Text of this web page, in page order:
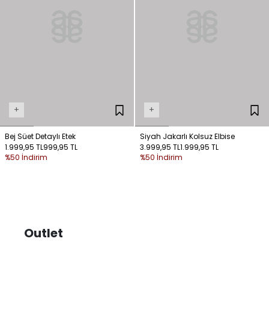
+
Bej Süet Detaylı Etek
1.999,95 TL999,95 TL
%50 İndirim
+
Siyah Jakarlı Kolsuz Elbise
3.999,95 TL1.999,95 TL
%50 İndirim
Outlet